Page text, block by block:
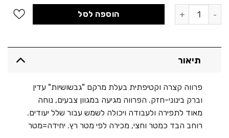
כמות של פרווה קצרה - אסטרקן הוספה לסל
תיאור
פרווה קצרה וקטיפתית בעלת מרקם "גבשושיות" עדין
וברק בינוני-חזק. הפרווה מגיעה במגוון צבעים, נוחה
מאוד לתפירה ולעבודה ויכולה לשמש עבור שלל יעודים.
רוחב הבד כמטר וחצי, מכירה לפי מטר רץ. יחידה=מטר